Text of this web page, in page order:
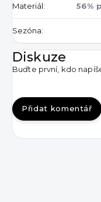
Materiál: 56%
Sezóna:
Diskuze
Buďte první, kdo
Přidat komentář